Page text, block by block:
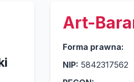
Art-
Forma prawna:
NIP: 5842317562